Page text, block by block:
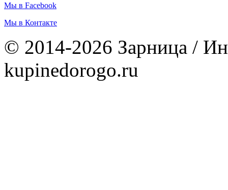
Мы в Facebook
Мы в Контакте
© 2014-2026 Зарница /
kupinedorogo.ru